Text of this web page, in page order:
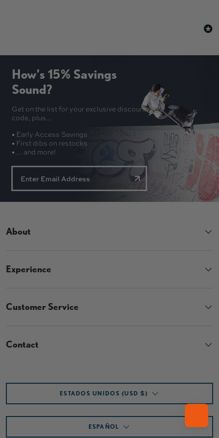
How’s 15% Savings
Sound?
Get on the list for your exclusive discount
code, plus...
• Early Access Savings
• First dibs on restocks
• ... and more!
About
Experience
Customer Service
Contact
ESTADOS UNIDOS (USD $)
ESPAÑOL